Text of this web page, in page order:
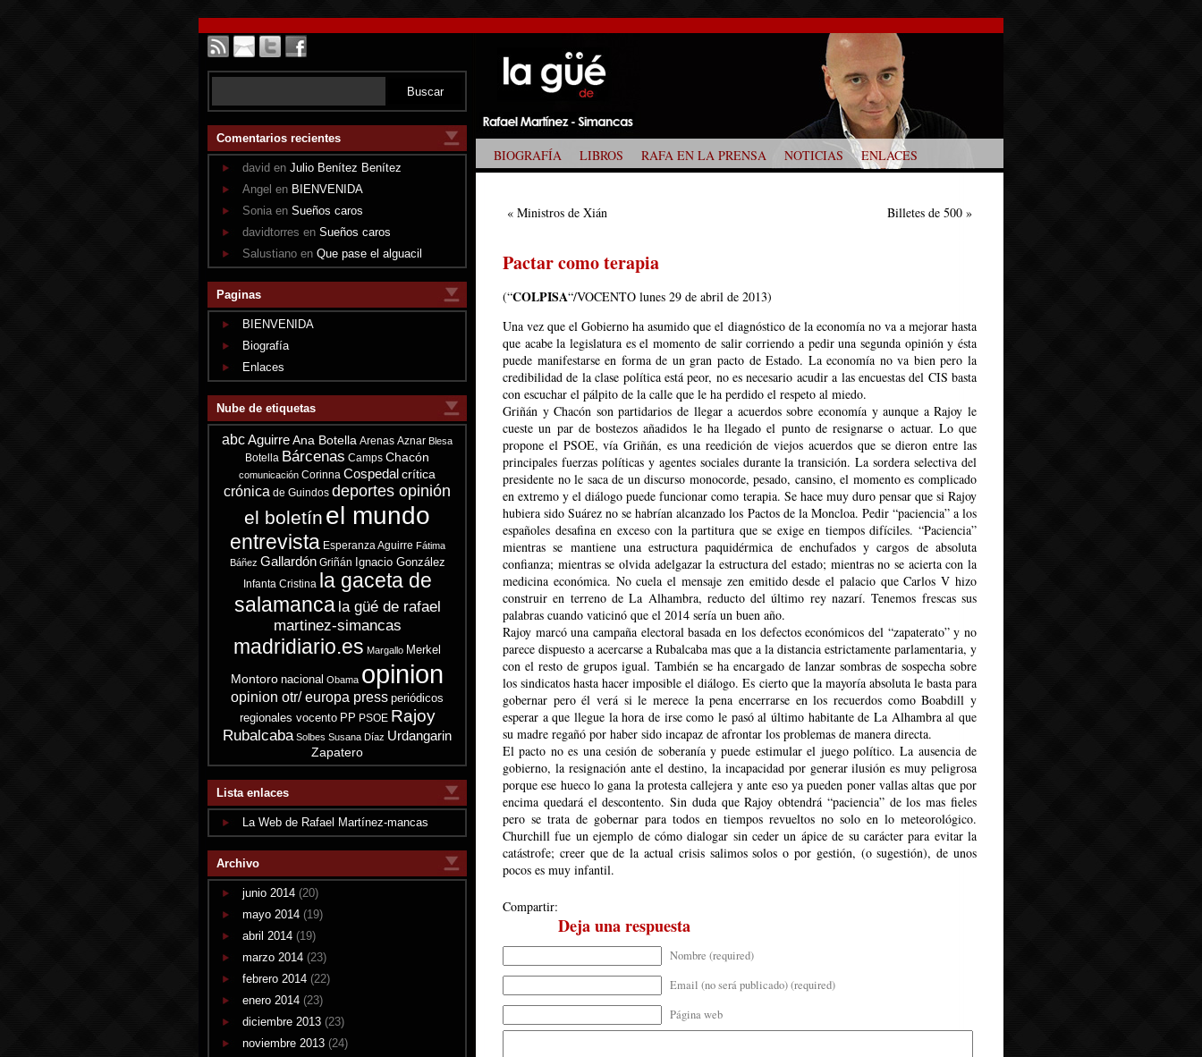
Comentarios recientes
david en Julio Benítez Benítez
Angel en BIENVENIDA
Sonia en Sueños caros
davidtorres en Sueños caros
Salustiano en Que pase el alguacil
Paginas
BIENVENIDA
Biografía
Enlaces
Nube de etiquetas
abcAguirre Ana Botella Arenas Aznar Blesa
Botella Bárcenas Camps Chacón
comunicación Corinna Cospedal crítica
crónica de Guindos deportes opinión
el boletín el mundo
entrevista Esperanza Aguirre Fátima
Báñez Gallardón Griñán Ignacio González
Infanta Cristina la gaceta de
salamanca la güé de rafael
martinez-simancas
madridiario.es Margallo Merkel
Montoro nacional Obama opinion
opinion otr/ europa press periódicos
regionales vocento PP PSOE Rajoy
Rubalcaba Solbes Susana Díaz Urdangarin
Zapatero
Lista enlaces
La Web de Rafael Martínez-mancas
Archivo
junio 2014 (20)
mayo 2014 (19)
abril 2014 (19)
marzo 2014 (23)
febrero 2014 (22)
enero 2014 (23)
diciembre 2013 (23)
noviembre 2013 (24)
BIOGRAFÍA LIBROS RAFA EN LA PRENSA NOTICIAS ENLACES
« Ministros de Xián Billetes de 500 »
Pactar como terapia
(“COLPISA“/VOCENTO lunes 29 de abril de 2013)
Una vez que el Gobierno ha asumido que el diagnóstico de la economía no va a mejorar hasta
que acabe la legislatura es el momento de salir corriendo a pedir una segunda opinión y ésta
puede manifestarse en forma de un gran pacto de Estado. La economía no va bien pero la
credibilidad de la clase política está peor, no es necesario acudir a las encuestas del CIS basta
con escuchar el pálpito de la calle que le ha perdido el respeto al miedo.
Griñán y Chacón son partidarios de llegar a acuerdos sobre economía y aunque a Rajoy le
cueste un par de bostezos añadidos le ha llegado el punto de resignarse o actuar. Lo que
propone el PSOE, vía Griñán, es una reedición de viejos acuerdos que se dieron entre las
principales fuerzas políticas y agentes sociales durante la transición. La sordera selectiva del
presidente no le saca de un discurso monocorde, pesado, cansino, el momento es complicado
en extremo y el diálogo puede funcionar como terapia. Se hace muy duro pensar que si Rajoy
hubiera sido Suárez no se habrían alcanzado los Pactos de la Moncloa. Pedir “paciencia” a los
españoles desafina en exceso con la partitura que se exige en tiempos difíciles. “Paciencia”
mientras se mantiene una estructura paquidérmica de enchufados y cargos de absoluta
confianza; mientras se olvida adelgazar la estructura del estado; mientras no se acierta con la
medicina económica. No cuela el mensaje zen emitido desde el palacio que Carlos V hizo
construir en terreno de La Alhambra, reducto del último rey nazarí. Tenemos frescas sus
palabras cuando vaticinó que el 2014 sería un buen año.
Rajoy marcó una campaña electoral basada en los defectos económicos del “zapaterato” y no
parece dispuesto a acercarse a Rubalcaba mas que a la distancia estrictamente parlamentaria, y
con el resto de grupos igual. También se ha encargado de lanzar sombras de sospecha sobre
los sindicatos hasta hacer imposible el diálogo. Es cierto que la mayoría absoluta le basta para
gobernar pero él verá si le merece la pena encerrarse en los recuerdos como Boabdill y
esperar a que llegue la hora de irse como le pasó al último habitante de La Alhambra al que
su madre regañó por haber sido incapaz de afrontar los problemas de manera directa.
El pacto no es una cesión de soberanía y puede estimular el juego político. La ausencia de
gobierno, la resignación ante el destino, la incapacidad por generar ilusión es muy peligrosa
porque ese hueco lo gana la protesta callejera y ante eso ya pueden poner vallas altas que por
encima quedará el descontento. Sin duda que Rajoy obtendrá “paciencia” de los mas fieles
pero se trata de gobernar para todos en tiempos revueltos no solo en lo meteorológico.
Churchill fue un ejemplo de cómo dialogar sin ceder un ápice de su carácter para evitar la
catástrofe; creer que de la actual crisis salimos solos o por gestión, (o sugestión), de unos
pocos es muy infantil.
Compartir:
Deja una respuesta
Nombre (required)
Email (no será publicado) (required)
Página web